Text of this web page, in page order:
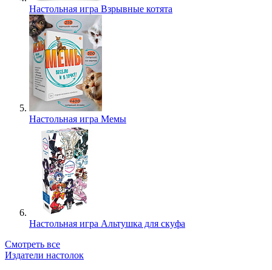
Настольная игра Взрывные котята
Настольная игра Мемы
Настольная игра Альтушка для скуфа
Смотреть все
Издатели настолок